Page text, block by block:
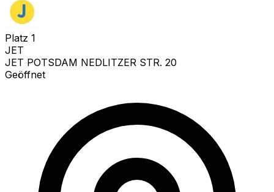
Platz 1
JET
JET POTSDAM NEDLITZER STR. 20
Geöffnet